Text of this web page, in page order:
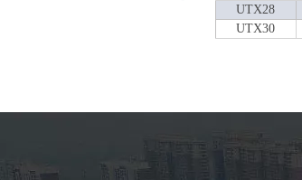
UTX28
UTX30